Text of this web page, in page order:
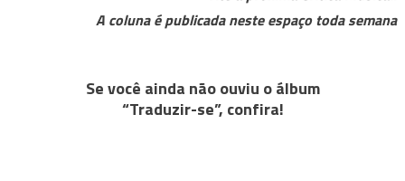
A coluna é publicada neste espaço toda semana
Se você ainda não ouviu o álbum
“Traduzir-se”, confira!